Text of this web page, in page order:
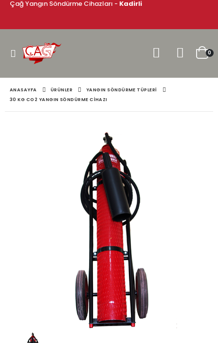
Çağ Yangın Söndürme Cihazları - Kadirli
0
ANASAYFA ÜRÜNLER
YANGIN SÖNDÜRME TÜPLERI
30 KG CO2 YANGIN SÖNDÜRME CIHAZI